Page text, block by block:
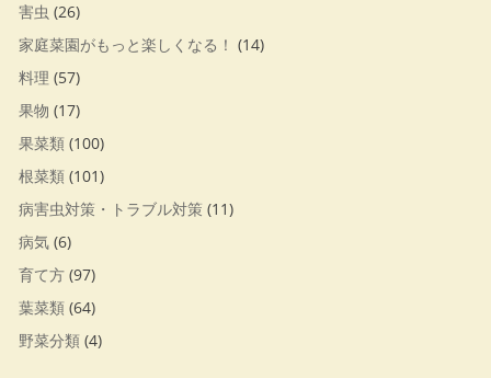
害虫 (26)
家庭菜園がもっと楽しくなる！ (14)
料理 (57)
果物 (17)
果菜類 (100)
根菜類 (101)
病害虫対策・トラブル対策 (11)
病気 (6)
育て方 (97)
葉菜類 (64)
野菜分類 (4)